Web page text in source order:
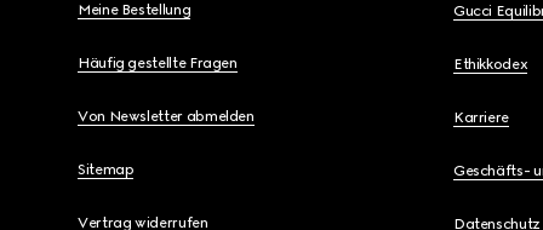
Meine Bestellung
Häufig gestellte Fragen
Von Newsletter abmelden
Sitemap
Vertrag widerrufen
Gucci
Ethikkodex
Karriere
Geschäfts-
Datenschutz